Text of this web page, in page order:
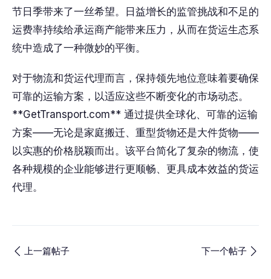
节日季带来了一丝希望。日益增长的监管挑战和不足的
运费率持续给承运商产能带来压力，从而在货运生态系
统中造成了一种微妙的平衡。
对于物流和货运代理而言，保持领先地位意味着要确保
可靠的运输方案，以适应这些不断变化的市场动态。
**GetTransport.com** 通过提供全球化、可靠的运输
方案——无论是家庭搬迁、重型货物还是大件货物——
以实惠的价格脱颖而出。该平台简化了复杂的物流，使
各种规模的企业能够进行更顺畅、更具成本效益的货运
代理。
上一篇帖子 下一个帖子